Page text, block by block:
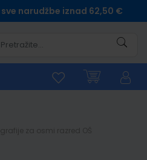
narudžbe iznad 62,50 €